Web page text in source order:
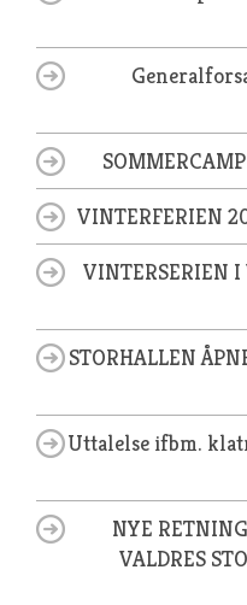
VINTERFERIEN
VINTERSERIEN I
STORHALLEN
Uttalelse ifbm.
NYE
VALDRES